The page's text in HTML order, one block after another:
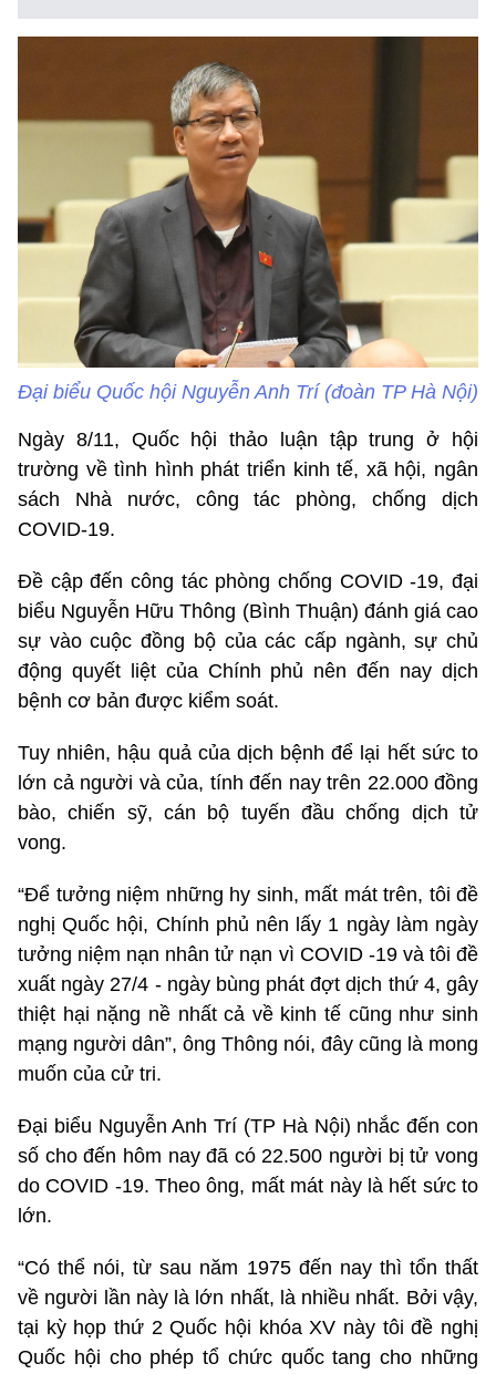
Đại biểu Quốc hội Nguyễn Anh Trí (đoàn TP Hà Nội)
Ngày 8/11, Quốc hội thảo luận tập trung ở hội
trường về tình hình phát triển kinh tế, xã hội, ngân
sách Nhà nước, công tác phòng, chống dịch
COVID-19.
Đề cập đến công tác phòng chống COVID -19, đại
biểu Nguyễn Hữu Thông (Bình Thuận) đánh giá cao
sự vào cuộc đồng bộ của các cấp ngành, sự chủ
động quyết liệt của Chính phủ nên đến nay dịch
bệnh cơ bản được kiểm soát.
Tuy nhiên, hậu quả của dịch bệnh để lại hết sức to
lớn cả người và của, tính đến nay trên 22.000 đồng
bào, chiến sỹ, cán bộ tuyến đầu chống dịch tử
vong.
“Để tưởng niệm những hy sinh, mất mát trên, tôi đề
nghị Quốc hội, Chính phủ nên lấy 1 ngày làm ngày
tưởng niệm nạn nhân tử nạn vì COVID -19 và tôi đề
xuất ngày 27/4 - ngày bùng phát đợt dịch thứ 4, gây
thiệt hại nặng nề nhất cả về kinh tế cũng như sinh
mạng người dân”, ông Thông nói, đây cũng là mong
muốn của cử tri.
Đại biểu Nguyễn Anh Trí (TP Hà Nội) nhắc đến con
số cho đến hôm nay đã có 22.500 người bị tử vong
do COVID -19. Theo ông, mất mát này là hết sức to
lớn.
“Có thể nói, từ sau năm 1975 đến nay thì tổn thất
về người lần này là lớn nhất, là nhiều nhất. Bởi vậy,
tại kỳ họp thứ 2 Quốc hội khóa XV này tôi đề nghị
Quốc hội cho phép tổ chức quốc tang cho những